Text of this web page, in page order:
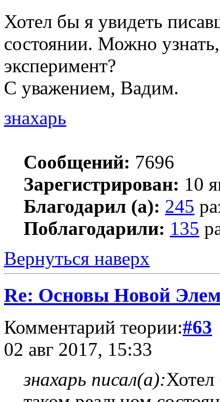
Хотел бы я увидеть
состоянии. Можно
эксперимент?
С уважением, Вадим.
знахарь
Сообщений: 7696
Зарегистрирован: 10
Благодарил (а): 245
Поблагодарили: 135
Вернуться наверх
Re: Основы Новой
Комментарий теории:#63
02 авг 2017, 15:33
знахарь писал(а):Хотел